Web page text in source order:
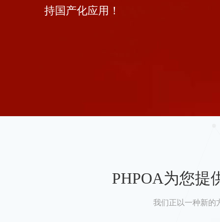
持国产化应用！
PHPOA为您提
我们正以一种新的